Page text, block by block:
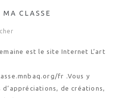
CLASSE
est le site Internet L’art
fr .Vous y
de créations,